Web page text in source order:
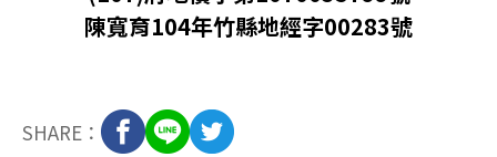
陳寬育104年竹縣地經字00283號
SHARE：